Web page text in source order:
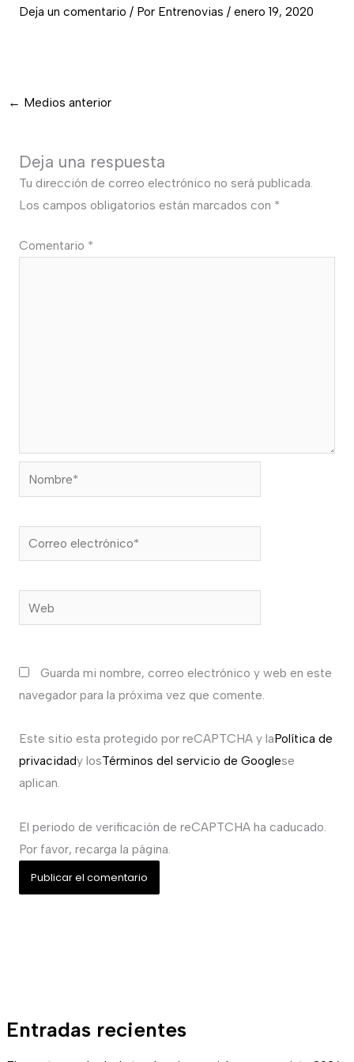
Entradas recientes
Deja un comentario / Por Entrenovias / enero 19, 2020
← Medios anterior
Deja una respuesta
Tu dirección de correo electrónico no será publicada.
Los campos obligatorios están marcados con *
Comentario *
Nombre*
Correo
electrónico*
Web
Guarda mi nombre, correo electrónico y web en este
navegador para la próxima vez que comente.
Este sitio esta protegido por reCAPTCHA y laPolítica de
privacidady losTérminos del servicio de Googlese
aplican.
El periodo de verificación de reCAPTCHA ha caducado.
Por favor, recarga la página.